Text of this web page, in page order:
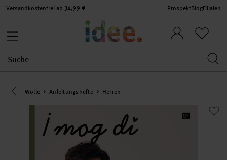
Versandkostenfrei ab 34,99 € ProspektBlogFilialen
Eine Kategorie zurück navigieren
Wolle Anleitungshefte Herren